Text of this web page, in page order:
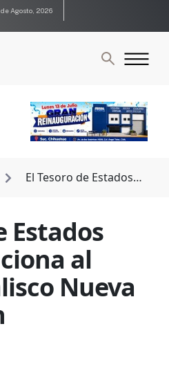
Agosto, 2026

El Tesoro de Estados
Estados
al
Nueva